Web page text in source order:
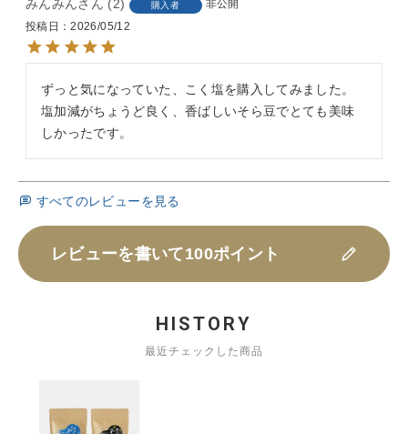
みんみん 2 購入者
非公開
投稿日
2026/05/12
ずっと気になっていた、こく塩を購入してみました。
塩加減がちょうど良く、香ばしいそら豆でとても美味
すべてのレビューを見る
レビューを書いて100ポイント
HISTORY
最近チェックした商品